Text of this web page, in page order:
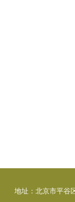
地址：北京市平谷